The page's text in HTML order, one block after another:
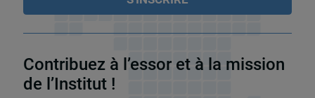
Contribuez à l’essor et à la mission
de l’Institut !